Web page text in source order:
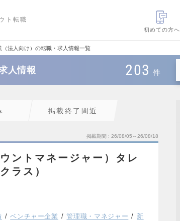
ト転職
初めての方へ
（法人向け）の転職・求人情報一覧
人情報 203 件
掲載終了間近
掲載期間 26/08/05～26/08/18
ントマネージャー）タレ
ラス）
ベンチャー企業 管理職・マネジャー
新